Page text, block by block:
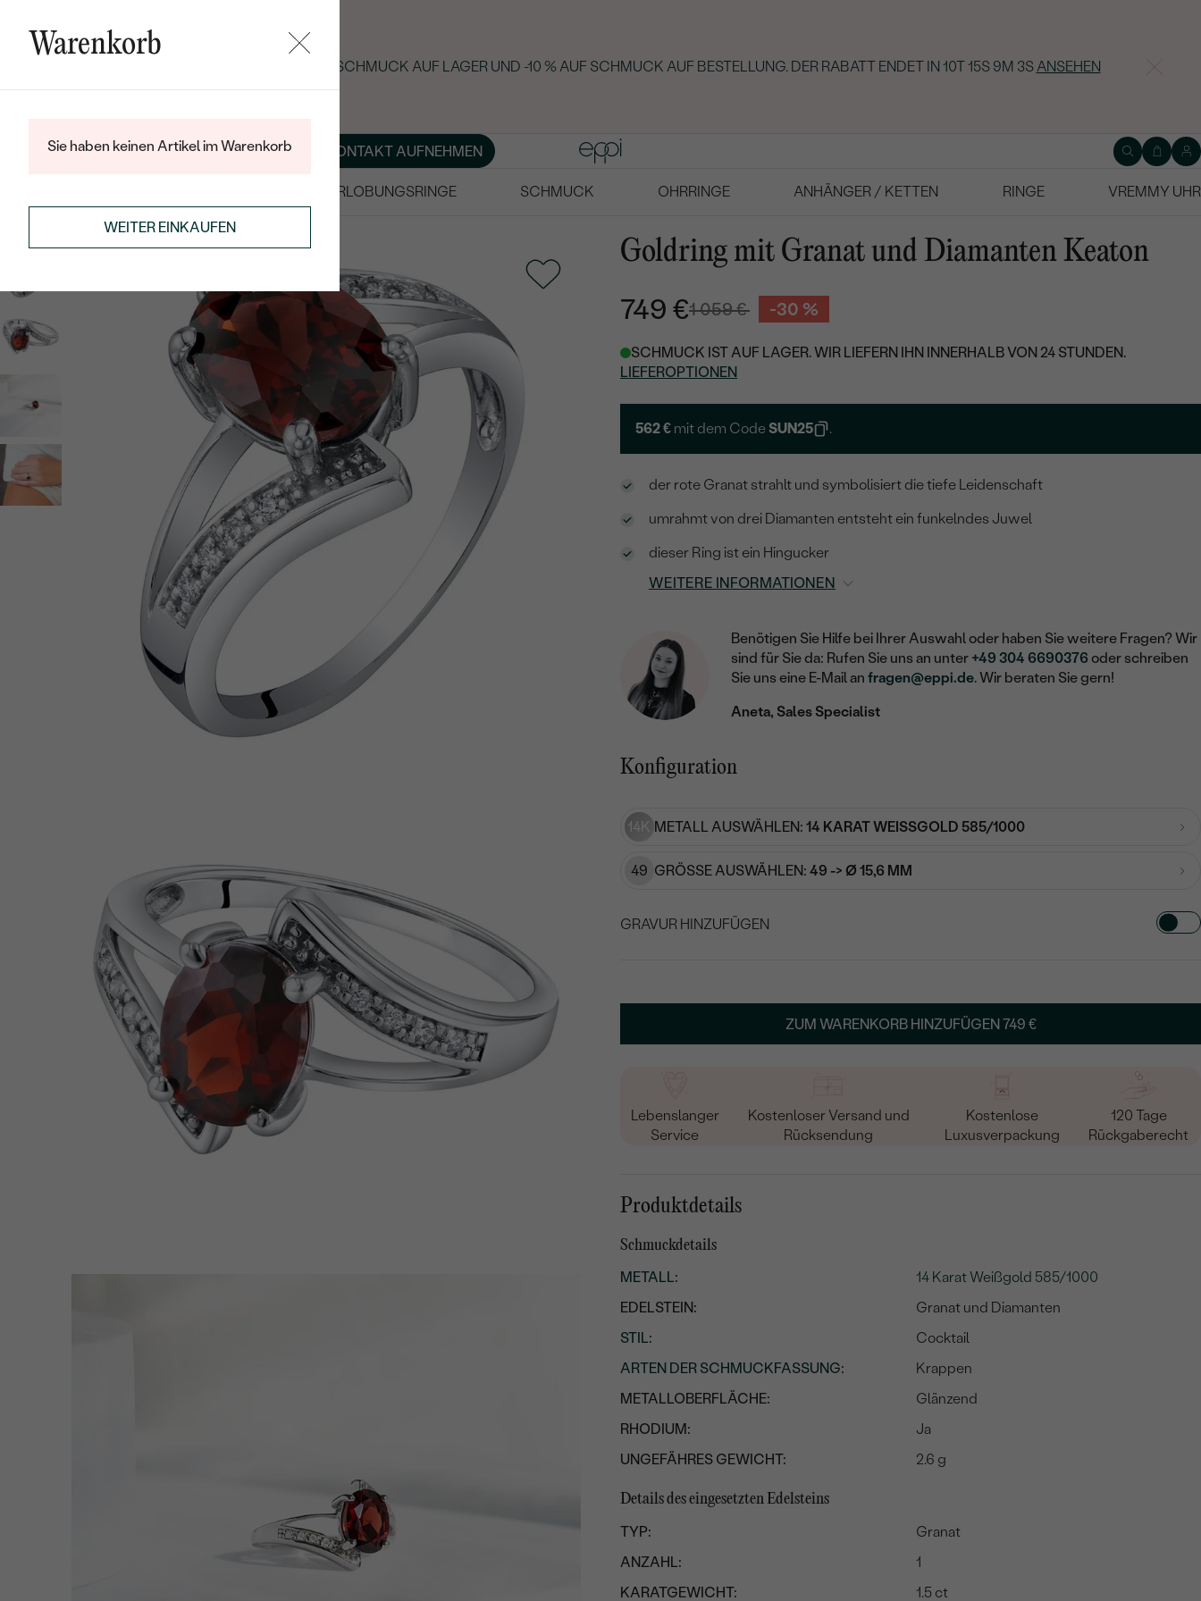
SOMMER-BLACK-FRIDAY: -25 % AUF SCHMUCK AUF LAGER UND -10 % AUF SCHMUCK AUF BESTELLUNG. DER RABATT ENDET IN 10T 15S 9M 2SANSEHEN
ÜBER UNS MAGAZINSCHMUCK NACH MASS KONTAKT AUFNEHMEN
VERLOBUNGSRINGE SCHMUCK OHRRINGE ANHÄNGER / KETTEN RINGE
VREMMY UHR
EDELSTEINRINGE
Goldring mit Granat und Diamanten Keaton
749 €1 059 € -30 %
SCHMUCK IST AUF LAGER. WIR LIEFERN IHN INNERHALB VON 24 STUNDEN.
LIEFEROPTIONEN
562 € mit dem CodeSUN25 .
der rote Granat strahlt und symbolisiert die tiefe Leidenschaft
umrahmt von drei Diamanten entsteht ein funkelndes Juwel
dieser Ring ist ein Hingucker
WEITERE INFORMATIONEN
Benötigen Sie Hilfe bei Ihrer Auswahl oder haben Sie weitere Fragen? Wir
sind für Sie da: Rufen Sie uns an unter +49 304 6690376 oder schreiben
Sie uns eine E-Mail anfragen@eppi.de. Wir beraten Sie gern!
Aneta, Sales Specialist
Konfiguration
14K METALL AUSWÄHLEN: 14 KARAT WEISSGOLD 585/1000
49 GRÖSSE AUSWÄHLEN: 49 -> Ø 15,6 MM
GRAVUR HINZUFÜGEN
Geben Sie Initialen/Text ein
ZUM WARENKORB HINZUFÜGEN749 €
Lebenslanger
Service
Kostenloser Versand und
Rücksendung
Kostenlose
Luxusverpackung
120 Tage
Rückgaberecht
Produktdetails
Schmuckdetails
METALL:
14 Karat Weißgold 585/1000
EDELSTEIN:
Granat und Diamanten
STIL:
Cocktail
ARTEN DER SCHMUCKFASSUNG:
Krappen
METALLOBERFLÄCHE:
Glänzend
RHODIUM:
Ja
UNGEFÄHRES GEWICHT:
2.6 g
Details des eingesetzten Edelsteins
TYP:
Granat
ANZAHL:
1
KARATGEWICHT:
1.5 ct
Warenkorb
Sie haben keinen Artikel im Warenkorb
WEITER EINKAUFEN